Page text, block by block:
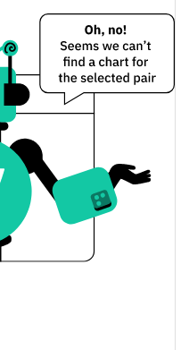
$0.0042681804
$0.0042669816 /
$0.0042681804
$5,187.1315